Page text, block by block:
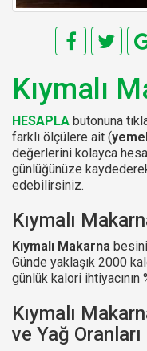
Kıymalı
HESAPLA butonuna
farklı ölçülere ait (
değerlerini kolayca
günlüğünüze
edebilirsiniz.
Kıymalı
Kıymalı Makarna
Günde yaklaşık 2000
günlük kalori ihtiyacının
Kıymalı
ve Yağ Oranları